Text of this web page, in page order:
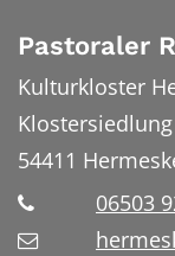
Pastoraler
Kulturkloster
Klostersiedlung
54411
06503